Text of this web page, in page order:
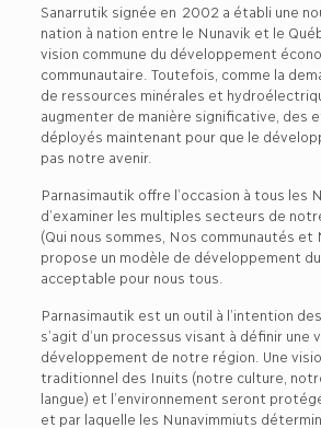
Sanarrutik signée en 2002 a établi une
nation à nation entre le Nunavik et le
vision commune du développement
communautaire. Toutefois, comme la
de ressources minérales et
augmenter de manière significative, des
déployés maintenant pour que le
pas notre avenir.
Parnasimautik offre l’occasion à tous les
d’examiner les multiples secteurs de
(Qui nous sommes, Nos communautés
propose un modèle de développement
acceptable pour nous tous.
Parnasimautik est un outil à l’intention
s’agit d’un processus visant à définir une
développement de notre région. Une
traditionnel des Inuits (notre culture,
langue) et l’environnement seront
et par laquelle les Nunavimmiuts